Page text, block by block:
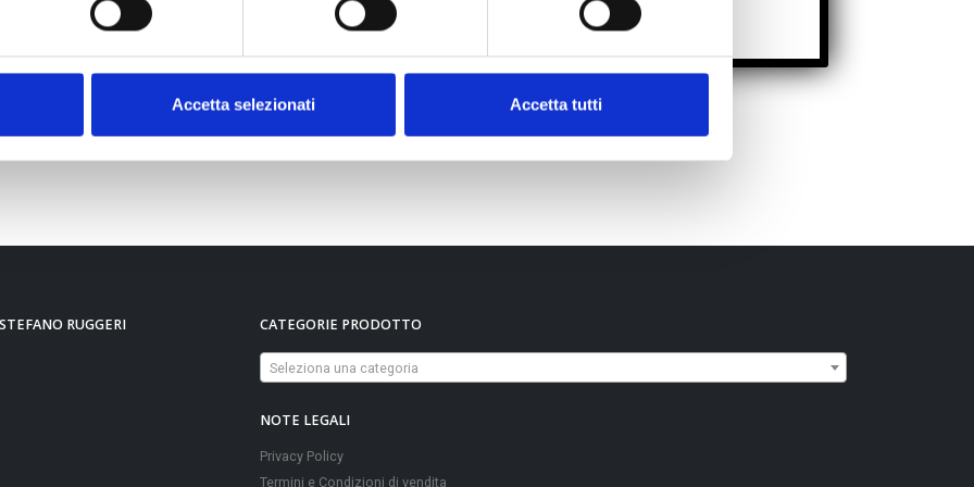
Accetta selezionati Accetta tutti
RUGGERI CATEGORIE PRODOTTO
Seleziona una categoria
NOTE LEGALI
Privacy Policy
Termini e Condizioni di vendita